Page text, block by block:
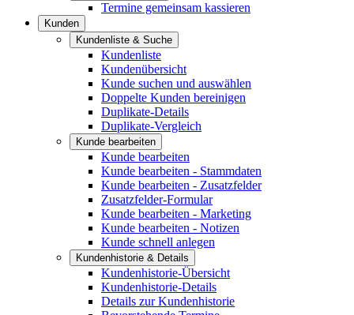
Termine gemeinsam kassieren
Kunden
Kundenliste & Suche
Kundenliste
Kundenübersicht
Kunde suchen und auswählen
Doppelte Kunden bereinigen
Duplikate-Details
Duplikate-Vergleich
Kunde bearbeiten
Kunde bearbeiten
Kunde bearbeiten - Stammdaten
Kunde bearbeiten - Zusatzfelder
Zusatzfelder-Formular
Kunde bearbeiten - Marketing
Kunde bearbeiten - Notizen
Kunde schnell anlegen
Kundenhistorie & Details
Kundenhistorie-Übersicht
Kundenhistorie-Details
Details zur Kundenhistorie